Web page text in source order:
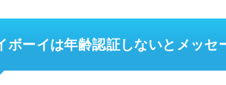
ボーイは年齢認証しないとメッセ